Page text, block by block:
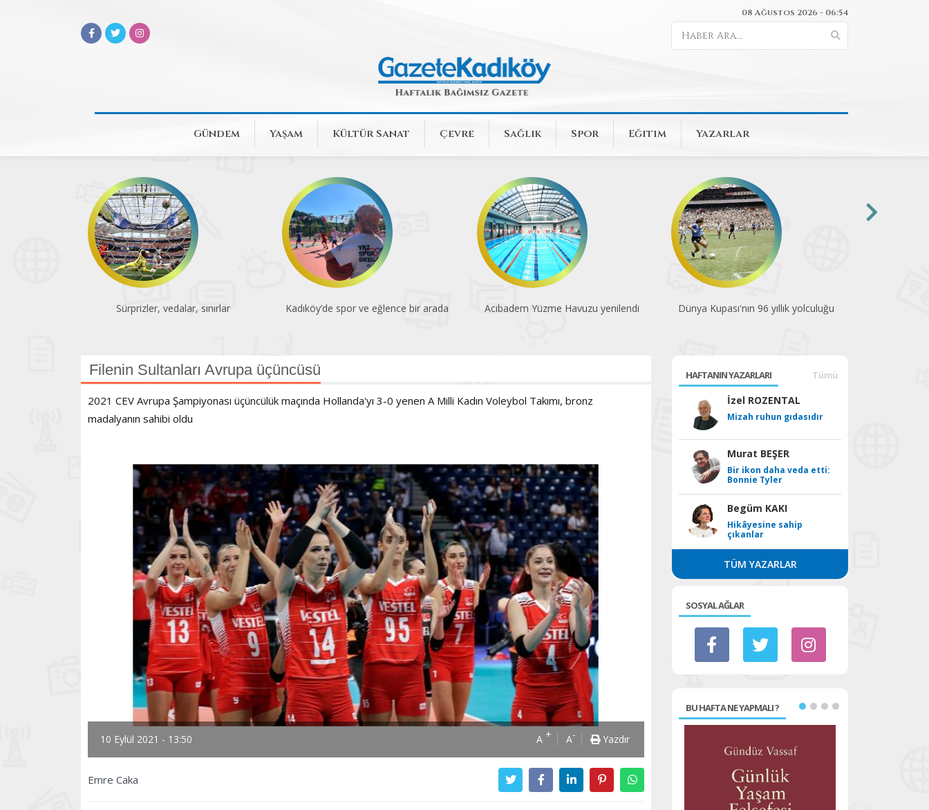
08 Ağustos 2026 - 06:54
Gündem Yaşam Kültür Sanat Çevre Sağlık Spor Eğitim Yazarlar
Sürprizler, vedalar, sınırlar Kadıköy’de spor ve eğlence bir arada Acıbadem Yüzme Havuzu yenilendi Dünya Kupası'nın 96 yıllık yolculuğu
Filenin Sultanları Avrupa üçüncüsü
2021 CEV Avrupa Şampiyonası üçüncülük maçında Hollanda'yı 3-0 yenen A Milli Kadın Voleybol Takımı, bronz
madalyanın sahibi oldu
10 Eylül 2021 - 13:50 A + A- Yazdır
Emre Caka
HAFTANIN YAZARLARI Tümü
İzel ROZENTAL
Mizah ruhun gıdasıdır
Murat BEŞER
Bir ikon daha veda etti:
Bonnie Tyler
Begüm KAKI
Hikâyesine sahip
çıkanlar
TÜM YAZARLAR
SOSYAL AĞLAR
BU HAFTA NE YAPMALI ?